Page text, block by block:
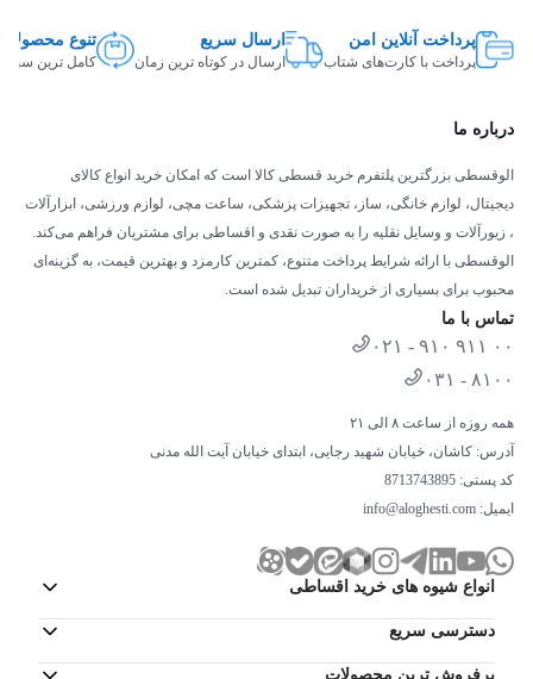
پرداخت آنلاین امن
پرداخت با کارت‌های شتاب
ارسال سریع
ارسال در کوتاه ترین زمان
تنوع
کامل ترین سبد
تماس با ما
۰۲۱ - ۹۱۰ ۹۱۱ ۰۰
۰۳۱ - ۸۱۰۰
همه روزه از ساعت ۸ الی ۲۱
آدرس: کاشان، خیابان شهید رجایی، ابتدای خیابان آیت الله مدنی
کد پستی: 8713743895
ایمیل: info@aloghesti.com
انواع شیوه های خرید اقساطی
دسترسی سریع
پرفروش ترین محصولات
درباره ما
الوقسطی بزرگترین پلتفرم خرید قسطی کالا است که امکان خرید انواع کالای
دیجیتال، لوازم خانگی، ساز، تجهیزات پزشکی، ساعت مچی، لوازم ورزشی، ابزارآلات
، زیورآلات و وسایل نقلیه را به صورت نقدی و اقساطی برای مشتریان فراهم می‌کند.
الوقسطی با ارائه شرایط پرداخت متنوع، کمترین کارمزد و بهترین قیمت، به گزینه‌ای
محبوب برای بسیاری از خریداران تبدیل شده است.